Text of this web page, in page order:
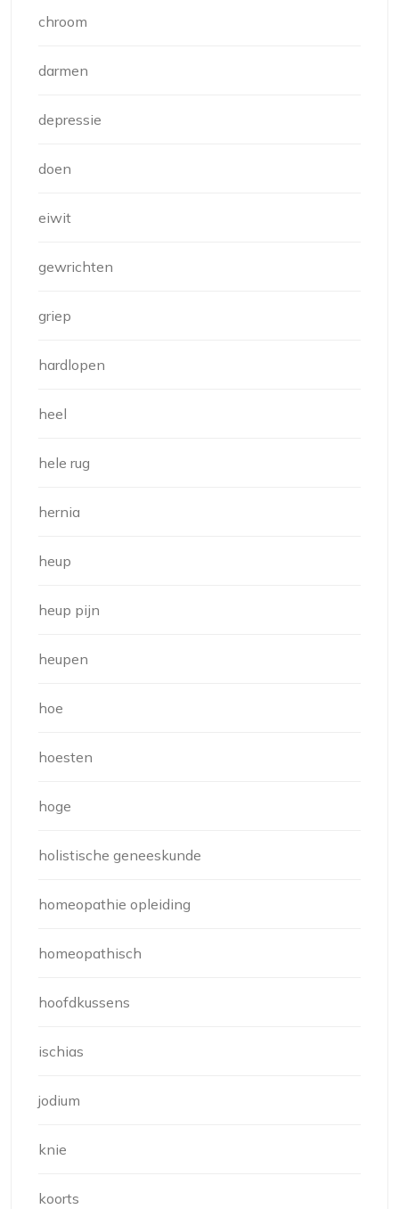
chroom
darmen
depressie
doen
eiwit
gewrichten
griep
hardlopen
heel
hele rug
hernia
heup
heup pijn
heupen
hoe
hoesten
hoge
holistische geneeskunde
homeopathie opleiding
homeopathisch
hoofdkussens
ischias
jodium
knie
koorts